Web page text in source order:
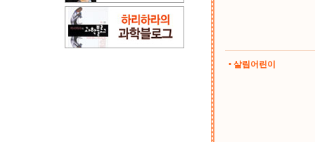
• 살림어린이